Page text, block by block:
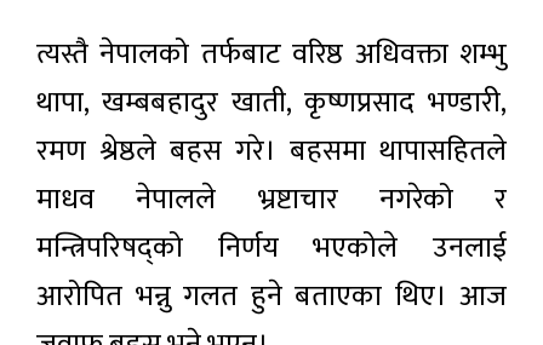
त्यस्तै नेपालको तर्फबाट वरिष्ठ अधिवक्ता शम्भु
थापा, खम्बबहादुर खाती, कृष्णप्रसाद भण्डारी,
रमण श्रेष्ठले बहस गरे। बहसमा थापासहितले
माधव नेपालले भ्रष्टाचार नगरेको र
मन्त्रिपरिषद्को निर्णय भएकोले उनलाई
आरोपित भन्नु गलत हुने बताएका थिए। आज